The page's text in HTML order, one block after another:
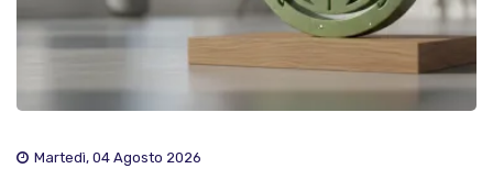
Martedì, 04 Agosto 2026